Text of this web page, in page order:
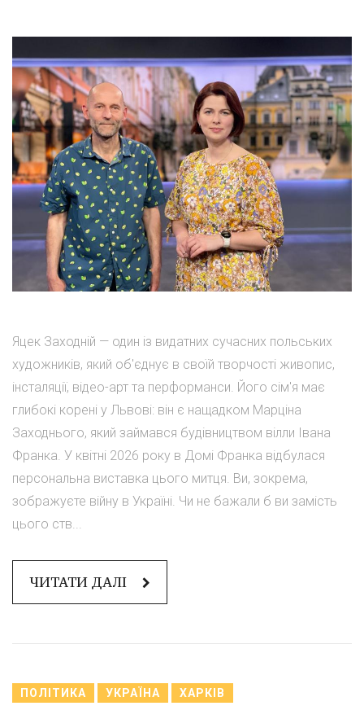
Яцек Заходній — один із видатних сучасних польських
художників, який об'єднує в своїй творчості живопис,
інсталяції, відео-арт та перформанси. Його сім'я має
глибокі корені у Львові: він є нащадком Марціна
Заходнього, який займався будівництвом вілли Івана
Франка. У квітні 2026 року в Домі Франка відбулася
персональна виставка цього митця. Ви, зокрема,
зображуєте війну в Україні. Чи не бажали б ви замість
цього ств...
ЧИТАТИ ДАЛІ
ПОЛІТИКА УКРАЇНА ХАРКІВ